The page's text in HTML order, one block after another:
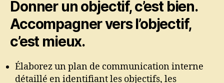
Donner un objectif, c’est bien.
Accompagner vers l’objectif,
c’est mieux.
Élaborez un plan de communication interne
détaillé en identifiant les objectifs, les